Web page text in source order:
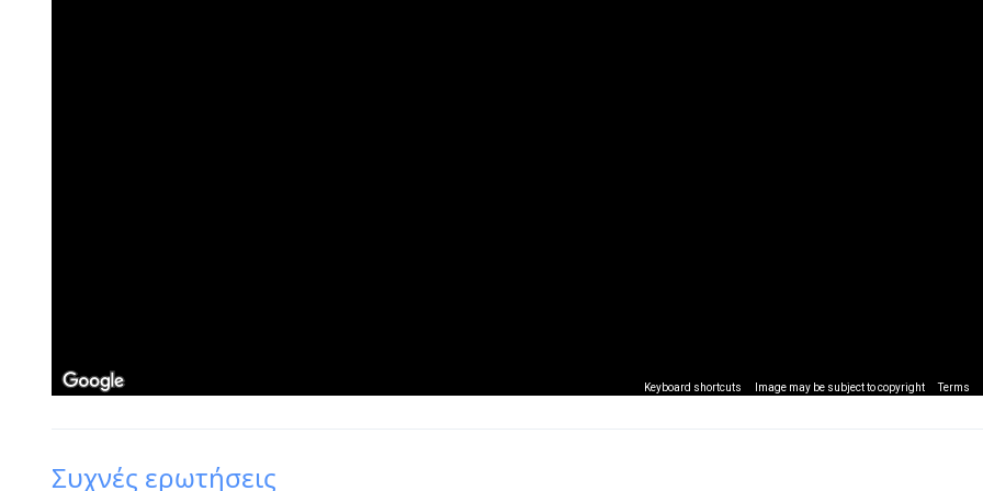
Keyboard shortcuts Image may be subject to copyright Terms
Συχνές ερωτήσεις